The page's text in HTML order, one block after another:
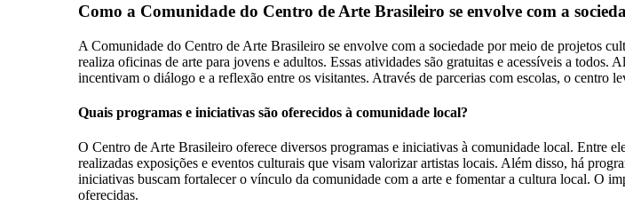
Como a Comunidade do Centro de Arte Brasileiro se envolve com a
A Comunidade do Centro de Arte Brasileiro se envolve com a sociedade por meio de projetos
realiza oficinas de arte para jovens e adultos. Essas atividades são gratuitas e acessíveis a
incentivam o diálogo e a reflexão entre os visitantes. Através de parcerias com escolas, o centro
Quais programas e iniciativas são oferecidos à comunidade local?
O Centro de Arte Brasileiro oferece diversos programas e iniciativas à comunidade local. Entre
realizadas exposições e eventos culturais que visam valorizar artistas locais. Além disso, há
iniciativas buscam fortalecer o vínculo da comunidade com a arte e fomentar a cultura local. O
oferecidas.